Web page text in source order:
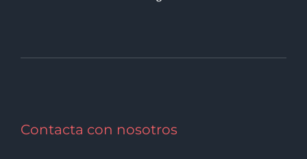
Contacta con nosotros